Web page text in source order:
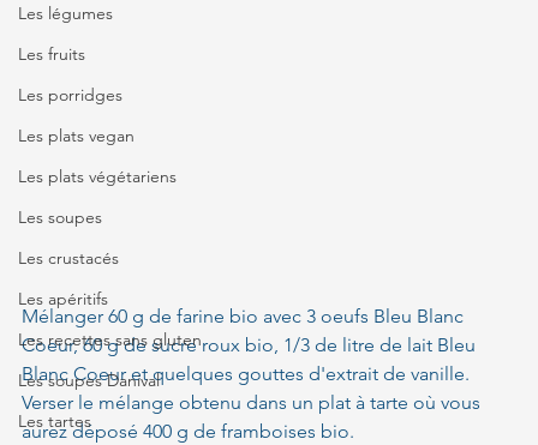
Les légumes
Les fruits
Les porridges
Les plats vegan
Les plats végétariens
Les soupes
Les crustacés
Les apéritifs
Les recettes sans gluten
Les soupes Danival
Les tartes
Mélanger 60 g de farine bio avec 3 oeufs Bleu Blanc
Coeur, 60 g de sucre roux bio, 1/3 de litre de lait Bleu
Blanc Coeur et quelques gouttes d'extrait de vanille.
Verser le mélange obtenu dans un plat à tarte où vous
aurez déposé 400 g de framboises bio.